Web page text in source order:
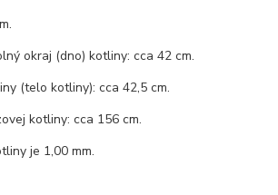
okraj (dno) kotliny: cca 42 cm.
(telo kotliny): cca 42,5 cm.
kotliny: cca 156 cm.
je 1,00 mm.